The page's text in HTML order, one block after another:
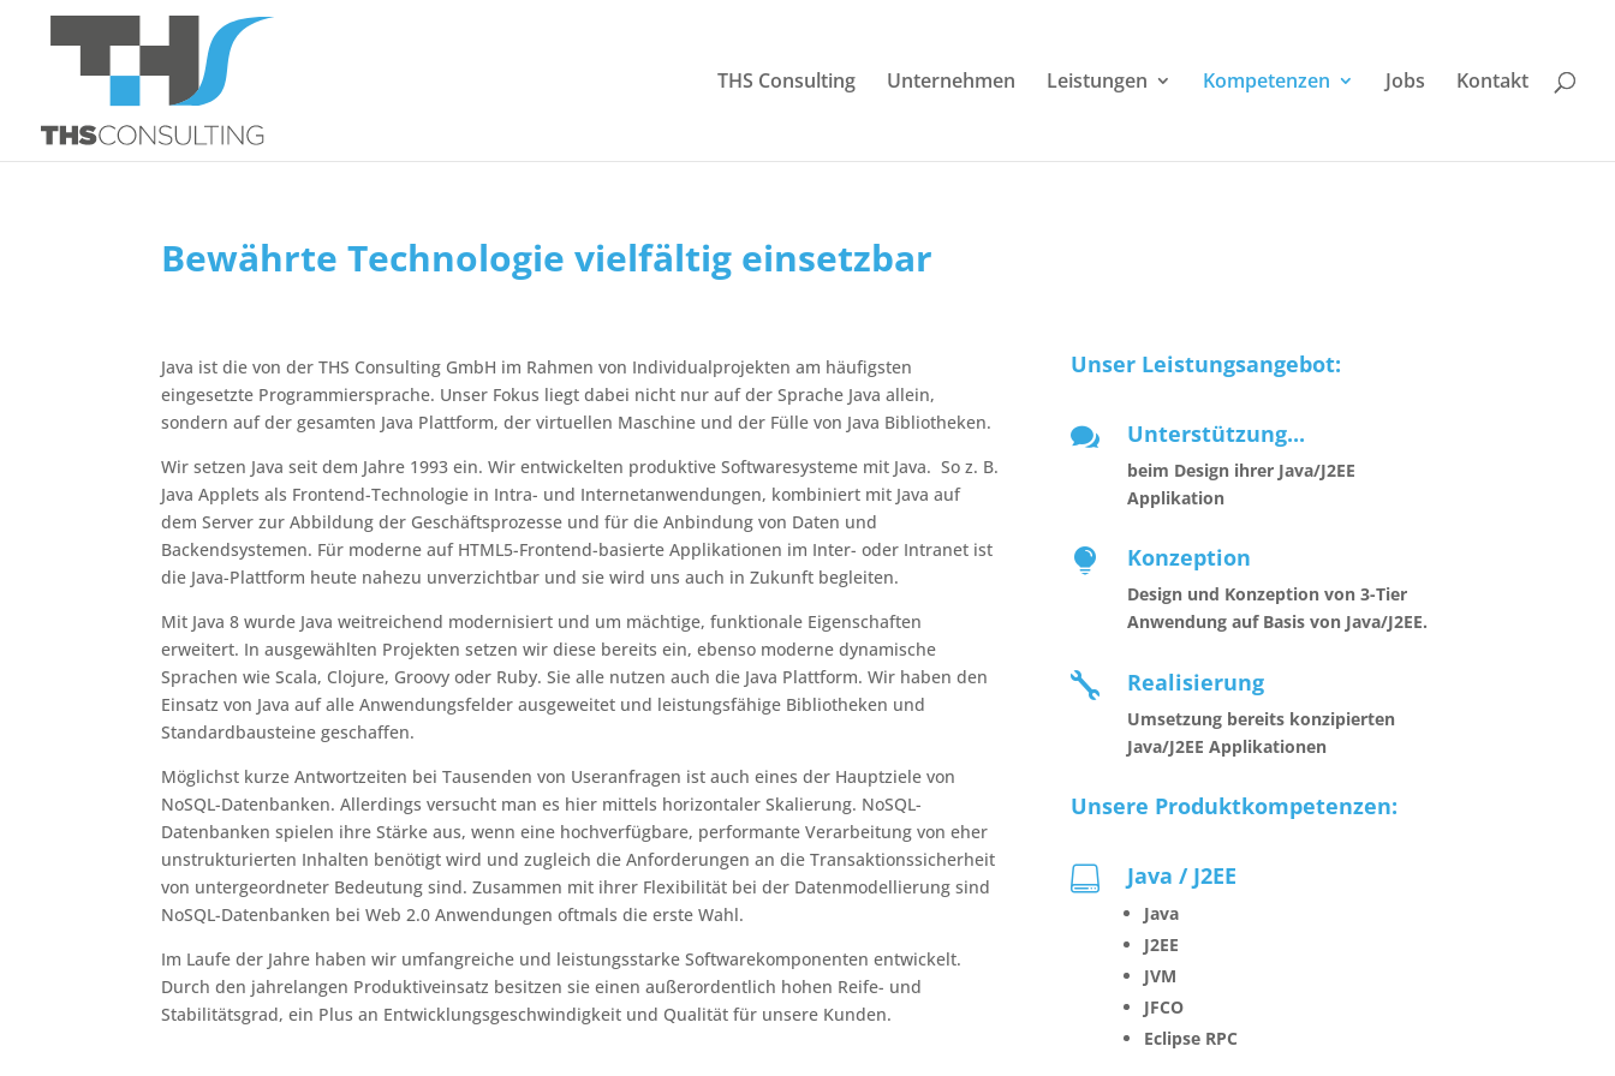
THS Consulting Unternehmen Leistungen Kompetenzen Jobs Kontakt
Bewährte Technologie vielfältig einsetzbar
Java ist die von der THS Consulting GmbH im Rahmen von Individualprojekten am häufigsten
eingesetzte Programmiersprache. Unser Fokus liegt dabei nicht nur auf der Sprache Java allein,
sondern auf der gesamten Java Plattform, der virtuellen Maschine und der Fülle von Java Bibliotheken.
Wir setzen Java seit dem Jahre 1993 ein. Wir entwickelten produktive Softwaresysteme mit Java. So z. B.
Java Applets als Frontend-Technologie in Intra- und Internetanwendungen, kombiniert mit Java auf
dem Server zur Abbildung der Geschäftsprozesse und für die Anbindung von Daten und
Backendsystemen. Für moderne auf HTML5-Frontend-basierte Applikationen im Inter- oder Intranet ist
die Java-Plattform heute nahezu unverzichtbar und sie wird uns auch in Zukunft begleiten.
Mit Java 8 wurde Java weitreichend modernisiert und um mächtige, funktionale Eigenschaften
erweitert. In ausgewählten Projekten setzen wir diese bereits ein, ebenso moderne dynamische
Sprachen wie Scala, Clojure, Groovy oder Ruby. Sie alle nutzen auch die Java Plattform. Wir haben den
Einsatz von Java auf alle Anwendungsfelder ausgeweitet und leistungsfähige Bibliotheken und
Standardbausteine geschaffen.
Möglichst kurze Antwortzeiten bei Tausenden von Useranfragen ist auch eines der Hauptziele von
NoSQL-Datenbanken. Allerdings versucht man es hier mittels horizontaler Skalierung. NoSQL-
Datenbanken spielen ihre Stärke aus, wenn eine hochverfügbare, performante Verarbeitung von eher
unstrukturierten Inhalten benötigt wird und zugleich die Anforderungen an die Transaktionssicherheit
von untergeordneter Bedeutung sind. Zusammen mit ihrer Flexibilität bei der Datenmodellierung sind
NoSQL-Datenbanken bei Web 2.0 Anwendungen oftmals die erste Wahl.
Im Laufe der Jahre haben wir umfangreiche und leistungsstarke Softwarekomponenten entwickelt.
Durch den jahrelangen Produktiveinsatz besitzen sie einen außerordentlich hohen Reife- und
Stabilitätsgrad, ein Plus an Entwicklungsgeschwindigkeit und Qualität für unsere Kunden.
Unser Leistungsangebot:
 Unterstützung...
beim Design ihrer Java/J2EE
Applikation
 Konzeption
Design und Konzeption von 3-Tier
Anwendung auf Basis von Java/J2EE.
 Realisierung
Umsetzung bereits konzipierten
Java/J2EE Applikationen
Unsere Produktkompetenzen:
 Java / J2EE
Java
J2EE
JVM
JFCO
Eclipse RPC